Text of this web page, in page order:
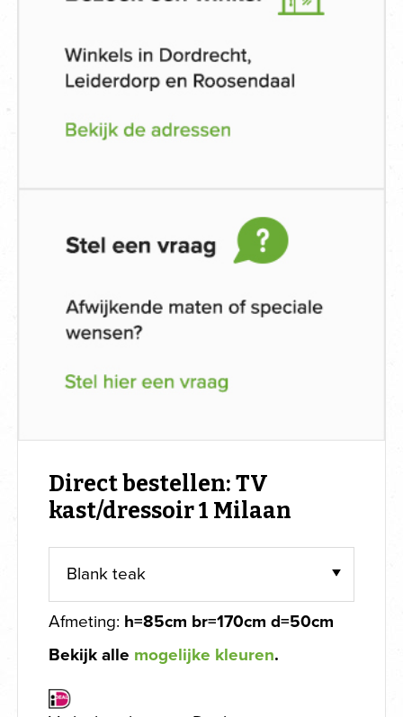
Direct bestellen: TV
kast/dressoir 1 Milaan
Afmeting: h=85cm br=170cm d=50cm
Bekijk alle mogelijke kleuren.